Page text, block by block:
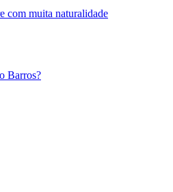
com muita naturalidade
Barros?